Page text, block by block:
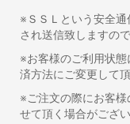
※ＳＳＬという安全
され送信致し
※お客様のご利用状
済方法にご変更
※ご注文の際にお客
せて頂く場合